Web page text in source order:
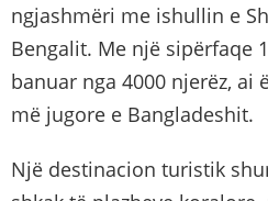
ngjashmëri me ishullin e
Bengalit. Me një sipërfaqe
banuar nga 4000 njerëz, ai
më jugore e Bangladeshit.
Një destinacion turistik